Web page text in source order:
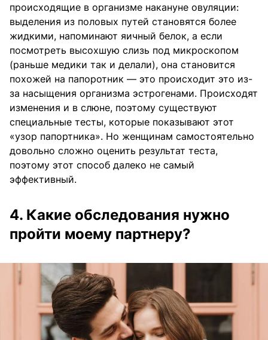
происходящие в организме накануне овуляции:
выделения из половых путей становятся более
жидкими, напоминают яичный белок, а если
посмотреть высохшую слизь под микроскопом
(раньше медики так и делали), она становится
похожей на папоротник — это происходит это из-
за насыщения организма эстрогенами. Происходят
изменения и в слюне, поэтому существуют
специальные тесты, которые показывают этот
«узор папортника». Но женщинам самостоятельно
довольно сложно оценить результат теста,
поэтому этот способ далеко не самый
эффективный.
4. Какие обследования нужно
пройти моему партнеру?